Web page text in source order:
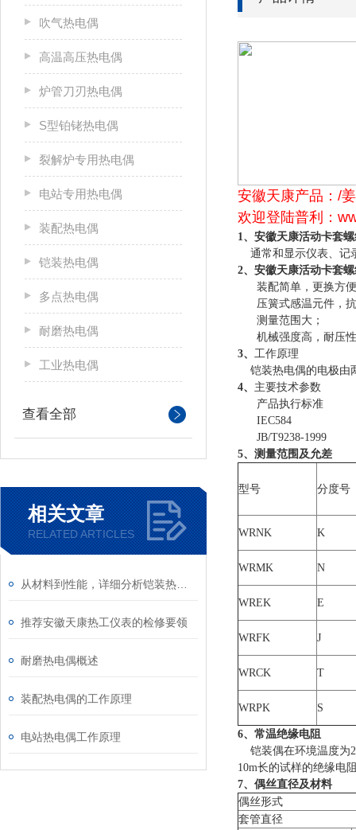
吹气热电偶
高温高压热电偶
炉管刀刃热电偶
S型铂铑热电偶
裂解炉专用热电偶
电站专用热电偶
装配热电偶
铠装热电偶
多点热电偶
耐磨热电偶
工业热电偶
查看全部
相关文章
RELATED ARTICLES
推荐安徽天康热工仪表的检修要领
耐磨热电偶概述
装配热电偶的工作原理
电站热电偶工作原理
安徽天康产品：/姜
欢迎登陆普利：
1、 安徽天康活动卡套
通常和显示仪表、记
2、 安徽天康活动卡套
装配简单，更换方
压簧式感温元件，抗
测量范围大；
机械强度高，耐压
3、 工作原理
铠装热电偶的电极由
4、 主要技术参数
产品执行标准
IEC584
JB/T9238-1999
5、测量范围及允差
型号 分度号
WRNK K
WRMK N
WREK E
WRFK J
WRCK T
WRPK S
6、常温绝缘电阻
铠装偶在环境温度为
10m长的试样的绝缘电
7、偶丝直径及材料
偶丝形式
套管直径